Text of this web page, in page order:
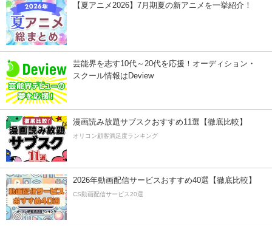
【夏アニメ2026】7月期夏の新アニメを一挙紹介！
芸能界を志す10代～20代を応援！オーディション・
スクール情報はDeview
漫画読み放題サブスクおすすめ11選【徹底比較】
オリコン顧客満足度ランキング
2026年動画配信サービスおすすめ40選【徹底比較】
CS動画配信サービス20選